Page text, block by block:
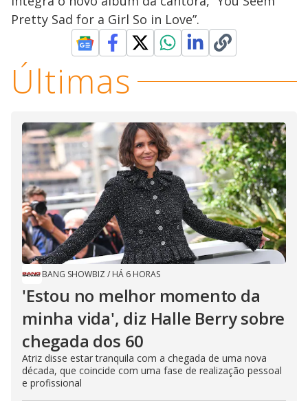
Pretty Sad for a Girl So in Love”.
Últimas
BANG SHOWBIZ / HÁ 6 HORAS
'Estou no melhor momento da
minha vida', diz Halle Berry sobre
chegada dos 60
Atriz disse estar tranquila com a chegada de uma nova
década, que coincide com uma fase de realização pessoal
e profissional